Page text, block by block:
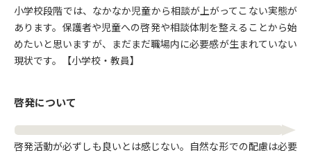
小学校段階では、なかなか児童から相談が上がってこない実態が
あります。保護者や児童への啓発や相談体制を整えることから始
めたいと思いますが、まだまだ職場内に必要感が生まれていない
現状です。【小学校・教員】
啓発について
啓発活動が必ずしも良いとは感じない。自然な形での配慮は必要